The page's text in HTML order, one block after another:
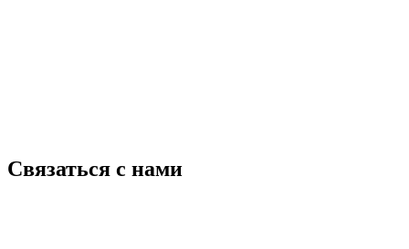
Связаться с нами